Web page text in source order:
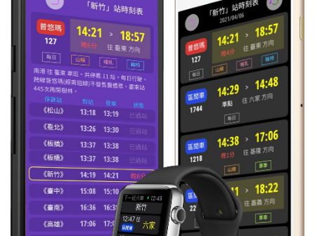
19:05
準時到
普悠瑪
235
往 樹林 每日
19:06
準時到
區間
4206
往 花蓮 每日
20:06
準時到
區間快
4042
往 花蓮
20:10
準時到
區間快
4037
往 桃園
21:04
準時到
區間
4228
往 花蓮 每日